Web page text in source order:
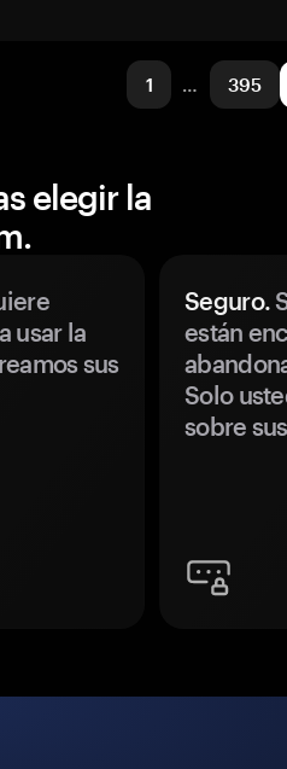
1 … 395
elegir la
usar la
sus
Seguro.
están
Solo
sobre